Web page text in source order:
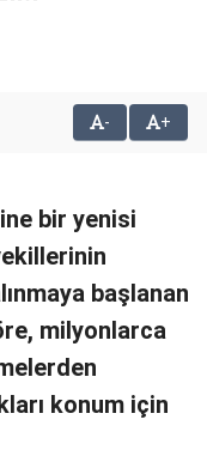
- +
bir yenisi
başlanan
milyonlarca
konum için